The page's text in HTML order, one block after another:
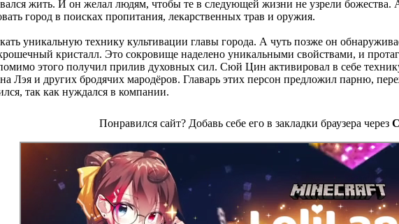
жить. И он желал людям, чтобы те в следующей жизни не узрели божества. А
город в поисках пропитания, лекарственных трав и оружия.
уникальную технику культивации главы города. А чуть позже он
кристалл. Это сокровище наделено уникальными свойствами, и
этого получил прилив духовных сил. Сюй Цин активировал в себе
Лэя и других бродячих мародёров. Главарь этих персон предложил парню,
так как нуждался в компании.
Понравился сайт? Добавь себе его в закладки браузера через